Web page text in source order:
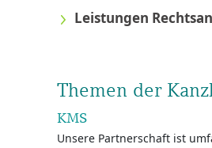
Leistungen
Themen der
KMS
Unsere Partnerschaft ist